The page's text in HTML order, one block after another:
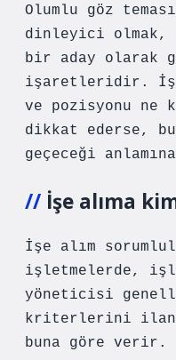
Olumlu göz
dinleyici
bir aday olarak
işaretleridir.
ve pozisyonu ne
dikkat ederse,
geçeceği
İşe alıma
İşe alım
işletmelerde,
yöneticisi
kriterlerini
buna göre verir.